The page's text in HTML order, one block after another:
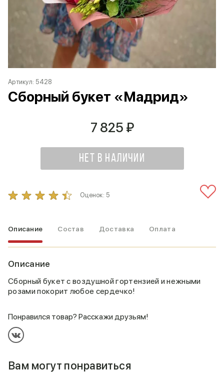
Артикул: 5428
Сборный букет «Мадрид»
7 825 ₽
НЕТ В НАЛИЧИИ
Оценок: 5
Описание Состав Доставка Оплата
Описание
Сборный букет с воздушной гортензией и нежными
розами покорит любое сердечко!
Понравился товар? Расскажи друзьям!
Вам могут понравиться